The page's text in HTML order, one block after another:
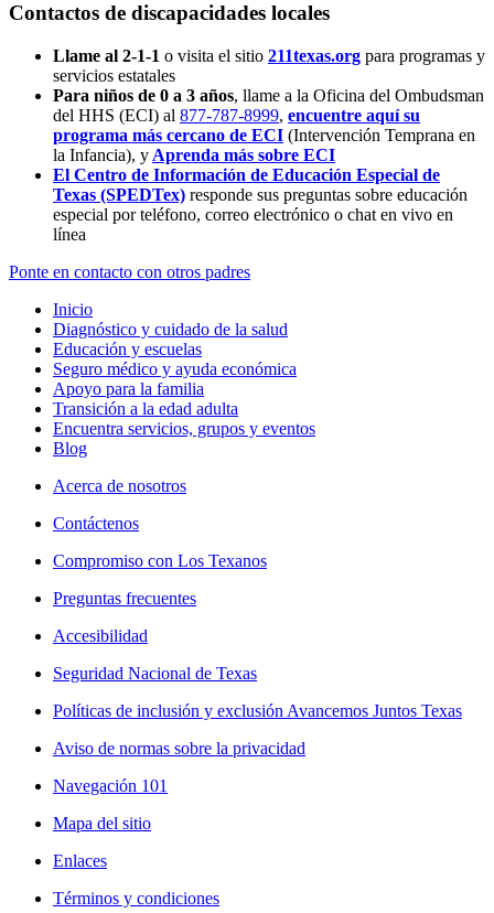
Contactos de discapacidades locales
Llame al 2-1-1 o visita el sitio 211texas.org para programas y
servicios estatales
Para niños de 0 a 3 años, llame a la Oficina del Ombudsman
del HHS (ECI) al 877-787-8999, encuentre aquí su
programa más cercano de ECI (Intervención Temprana en
la Infancia), y Aprenda más sobre ECI
El Centro de Información de Educación Especial de
Texas (SPEDTex) responde sus preguntas sobre educación
especial por teléfono, correo electrónico o chat en vivo en
línea
Ponte en contacto con otros padres
Inicio
Diagnóstico y cuidado de la salud
Educación y escuelas
Seguro médico y ayuda económica
Apoyo para la familia
Transición a la edad adulta
Encuentra servicios, grupos y eventos
Blog
Acerca de nosotros
Contáctenos
Compromiso con Los Texanos
Preguntas frecuentes
Accesibilidad
Seguridad Nacional de Texas
Políticas de inclusión y exclusión Avancemos Juntos Texas
Aviso de normas sobre la privacidad
Navegación 101
Mapa del sitio
Enlaces
Términos y condiciones